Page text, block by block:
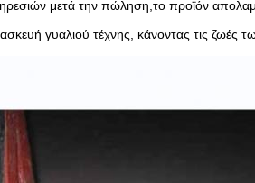
μετά την πώληση,το προϊόν
γυαλιού τέχνης, κάνοντας τις ζωές